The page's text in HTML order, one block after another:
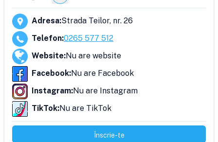
Adresa:Strada Teilor, nr. 26
Telefon:0265 577 512
Website:Nu are website
Facebook:Nu are Facebook
Instagram:Nu are Instagram
TikTok:Nu are TikTok
Înscrie-te